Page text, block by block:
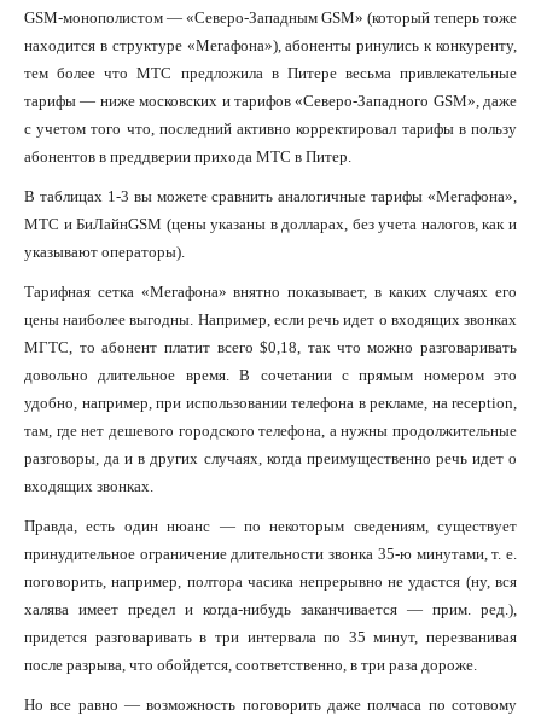
GSM-монополистом — «Северо-Западным GSM» (который теперь тоже
находится в структуре «Мегафона»), абоненты ринулись к конкуренту,
тем более что МТС предложила в Питере весьма привлекательные
тарифы — ниже московских и тарифов «Северо-Западного GSM», даже
с учетом того что, последний активно корректировал тарифы в пользу
абонентов в преддверии прихода МТС в Питер.
В таблицах 1-3 вы можете сравнить аналогичные тарифы «Мегафона»,
МТС и БиЛайнGSM (цены указаны в долларах, без учета налогов, как и
указывают операторы).
Тарифная сетка «Мегафона» внятно показывает, в каких случаях его
цены наиболее выгодны. Например, если речь идет о входящих звонках
МГТС, то абонент платит всего $0,18, так что можно разговаривать
довольно длительное время. В сочетании с прямым номером это
удобно, например, при использовании телефона в рекламе, на reception,
там, где нет дешевого городского телефона, а нужны продолжительные
разговоры, да и в других случаях, когда преимущественно речь идет о
входящих звонках.
Правда, есть один нюанс — по некоторым сведениям, существует
принудительное ограничение длительности звонка 35-ю минутами, т. е.
поговорить, например, полтора часика непрерывно не удастся (ну, вся
халява имеет предел и когда-нибудь заканчивается — прим. ред.),
придется разговаривать в три интервала по 35 минут, перезванивая
после разрыва, что обойдется, соответственно, в три раза дороже.
Но все равно — возможность поговорить даже полчаса по сотовому